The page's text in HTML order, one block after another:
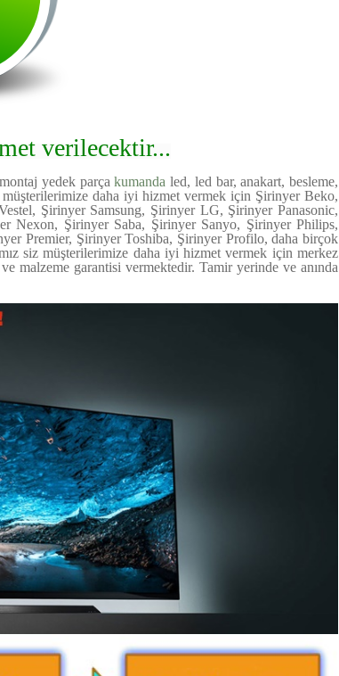
verilecektir...
yedek parçakumanda led, led bar, anakart, besleme,
daha iyi hizmet vermek için Şirinyer Beko,
Şirinyer Samsung, Şirinyer LG, Şirinyer Panasonic,
Nexon, Şirinyer Saba, Şirinyer Sanyo, Şirinyer Philips,
Premier, Şirinyer Toshiba, Şirinyer Profilo, daha birçok
siz müşterilerimize daha iyi hizmet vermek için merkez
malzeme garantisi vermektedir. Tamir yerinde ve anında